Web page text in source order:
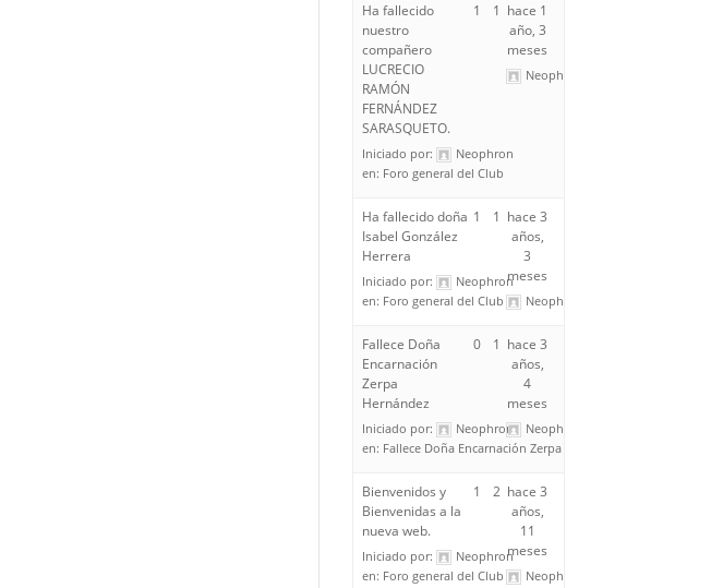
Ha fallecido
nuestro
compañero
LUCRECIO
RAMÓN
FERNÁNDEZ
SARASQUETO.
Iniciado por:
Neophron
en: Foro general del Club
1 1 hace 1
año, 3
meses
Neophron
Ha fallecido doña
Isabel González
Herrera
Iniciado por:
Neophron
en: Foro general del Club
1 1 hace 3
años,
3
meses
Neophron
Fallece Doña
Encarnación
Zerpa
Hernández
Iniciado por:
Neophron
en: Fallece Doña Encarnación Zerpa Hernández
0 1 hace 3
años,
4
meses
Neophron
Bienvenidos y
Bienvenidas a la
nueva web.
Iniciado por:
Neophron
en: Foro general del Club
1 2 hace 3
años,
11
meses
Neophron